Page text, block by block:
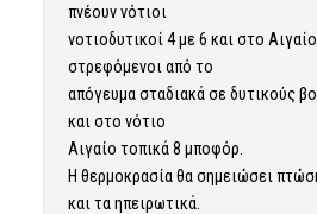
πνέουν νότιοι
νοτιοδυτικοί 4 με 6 και στο
στρεφόμενοι από το
απόγευμα σταδιακά σε δυτικούς
και στο νότιο
Αιγαίο τοπικά 8 μποφόρ.
Η θερμοκρασία θα σημειώσει
και τα ηπειρωτικά.